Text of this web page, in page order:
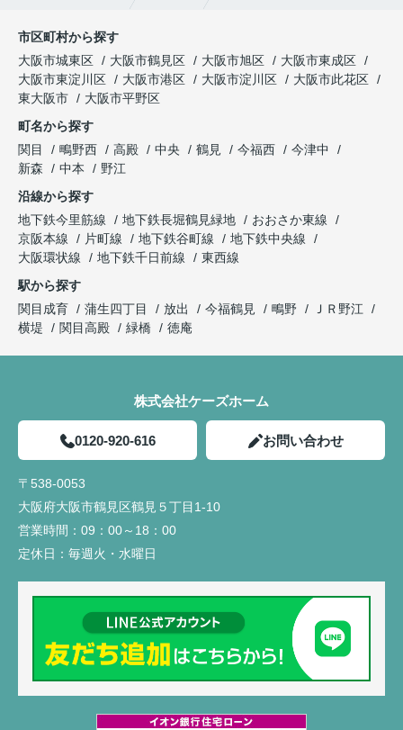
市区町村から探す
大阪市城東区
大阪市鶴見区 大阪市旭区
大阪市東成区
大阪市東淀川区
大阪市港区 大阪市淀川区
大阪市此花区
東大阪市
大阪市平野区
町名から探す
関目
鴫野西 高殿 中央 鶴見 今福西
今津中
新森
中本
野江
沿線から探す
地下鉄今里筋線
地下鉄長堀鶴見緑地
おおさか東線
京阪本線
片町線 地下鉄谷町線
地下鉄中央線
大阪環状線
地下鉄千日前線
東西線
駅から探す
関目成育
蒲生四丁目 放出 今福鶴見 鴫野
ＪＲ野江
横堤
関目高殿 緑橋 徳庵
株式会社ケーズホーム
0120-920-616 お問い合わせ
〒538-0053
大阪府大阪市鶴見区鶴見５丁目1-10
営業時間： 09：00～18：00
定休日： 毎週火・水曜日